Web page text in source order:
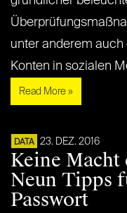
unter anderem auch
Konten in sozialen
Read More »
DATA 23. DEZ. 2016
Keine Macht
Neun Tipps
Passwort